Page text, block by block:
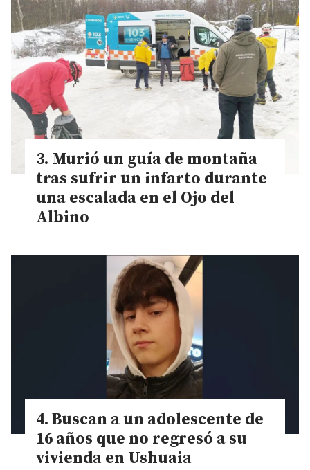
Murió un guía de montaña
tras sufrir un infarto durante
una escalada en el Ojo del
Albino
Buscan a un adolescente de
16 años que no regresó a su
vivienda en Ushuaia